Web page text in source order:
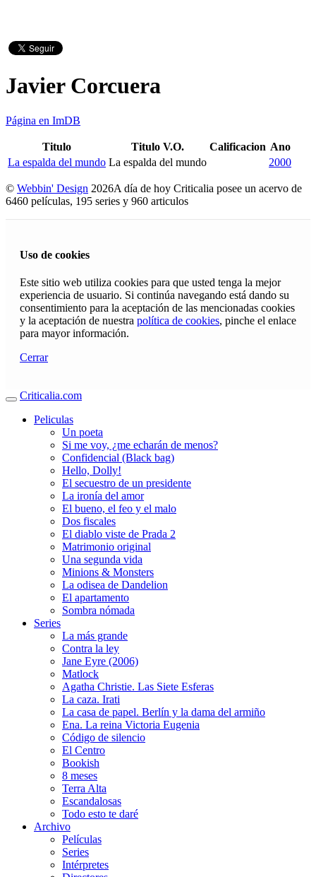
Javier Corcuera
Página en ImDB
Titulo Titulo V.O. Calificacion Ano
La espalda del mundo La espalda del mundo 2000
© Webbin' Design 2026A día de hoy Criticalia posee un acervo de
6460 películas, 195 series y 960 articulos
Uso de cookies
Este sitio web utiliza cookies para que usted tenga la mejor
experiencia de usuario. Si continúa navegando está dando su
consentimiento para la aceptación de las mencionadas cookies
y la aceptación de nuestra política de cookies, pinche el enlace
para mayor información.
Cerrar
Criticalia.com
Peliculas
Un poeta
Si me voy, ¿me echarán de menos?
Confidencial (Black bag)
Hello, Dolly!
El secuestro de un presidente
La ironía del amor
El bueno, el feo y el malo
Dos fiscales
El diablo viste de Prada 2
Matrimonio original
Una segunda vida
Minions & Monsters
La odisea de Dandelion
El apartamento
Sombra nómada
Series
La más grande
Contra la ley
Jane Eyre (2006)
Matlock
Agatha Christie. Las Siete Esferas
La caza. Irati
La casa de papel. Berlín y la dama del armiño
Ena. La reina Victoria Eugenia
Código de silencio
El Centro
Bookish
8 meses
Terra Alta
Escandalosas
Todo esto te daré
Archivo
Películas
Series
Intérpretes